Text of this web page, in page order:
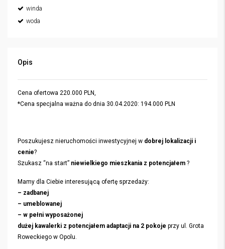
winda
woda
Opis
Cena ofertowa 220.000 PLN,
*Cena specjalna ważna do dnia 30.04.2020: 194.000 PLN
Poszukujesz nieruchomości inwestycyjnej w dobrej lokalizacji i
cenie?
Szukasz “na start” niewielkiego mieszkania z potencjałem ?
Mamy dla Ciebie interesującą ofertę sprzedaży:
– zadbanej
– umeblowanej
– w pełni wyposażonej
dużej kawalerki z potencjałem adaptacji na 2 pokoje przy ul. Grota
Roweckiego w Opolu.